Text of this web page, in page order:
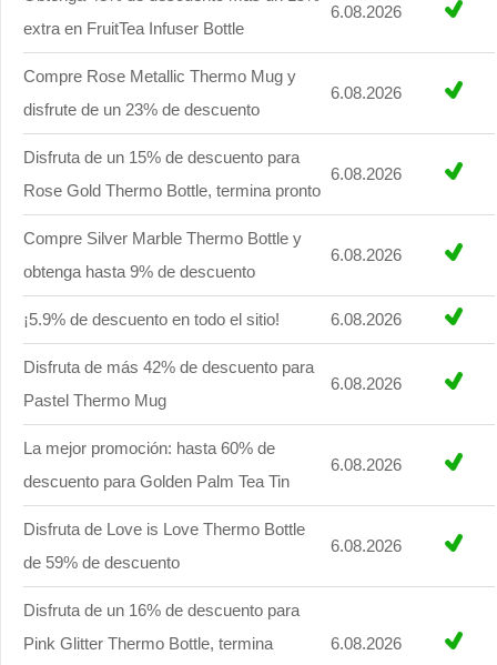
extra en FruitTea Infuser Bottle
6.08.2026
Compre Rose Metallic Thermo Mug y
disfrute de un 23% de descuento
6.08.2026
Disfruta de un 15% de descuento para
Rose Gold Thermo Bottle, termina pronto
6.08.2026
Compre Silver Marble Thermo Bottle y
obtenga hasta 9% de descuento
6.08.2026
¡5.9% de descuento en todo el sitio! 6.08.2026
Disfruta de más 42% de descuento para
Pastel Thermo Mug
6.08.2026
La mejor promoción: hasta 60% de
descuento para Golden Palm Tea Tin
6.08.2026
Disfruta de Love is Love Thermo Bottle
de 59% de descuento
6.08.2026
Disfruta de un 16% de descuento para
Pink Glitter Thermo Bottle, termina
6.08.2026